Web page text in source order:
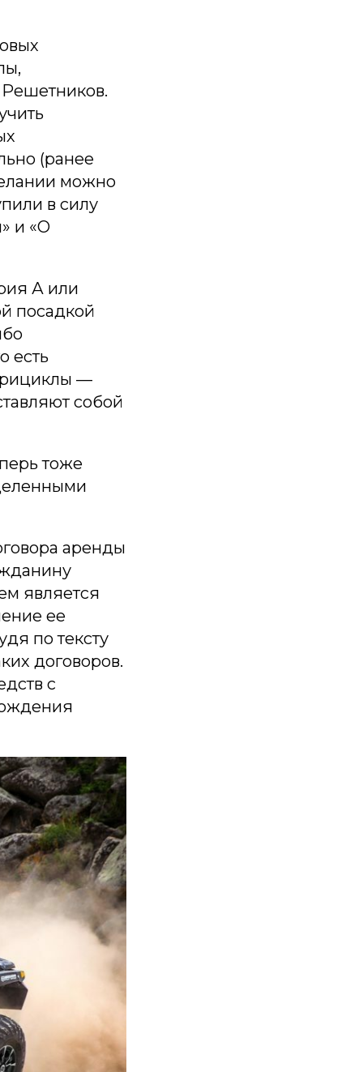
(ранее
можно
в силу
и «О
А или
посадкой
есть
—
собой
тоже
аренды
является
ее
по тексту
договоров.
с